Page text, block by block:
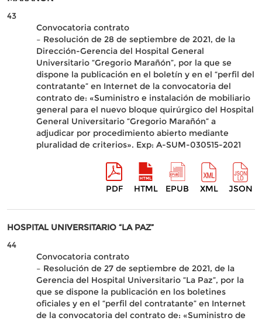
43
Convocatoria contrato
– Resolución de 28 de septiembre de 2021, de la
Dirección-Gerencia del Hospital General
Universitario “Gregorio Marañón”, por la que se
dispone la publicación en el boletín y en el “perfil del
contratante” en Internet de la convocatoria del
contrato de: «Suministro e instalación de mobiliario
general para el nuevo bloque quirúrgico del Hospital
General Universitario “Gregorio Marañón” a
adjudicar por procedimiento abierto mediante
pluralidad de criterios». Exp: A-SUM-030515-2021
PDF HTML EPUB XML JSON
HOSPITAL UNIVERSITARIO “LA PAZ”
44
Convocatoria contrato
– Resolución de 27 de septiembre de 2021, de la
Gerencia del Hospital Universitario “La Paz”, por la
que se dispone la publicación en los boletines
oficiales y en el “perfil del contratante” en Internet
de la convocatoria del contrato de: «Suministro de